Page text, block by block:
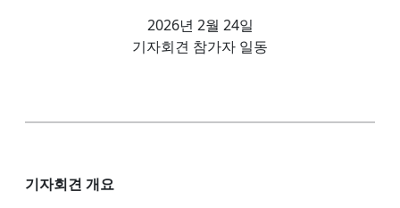
2026년 2월 24일
기자회견 참가자 일동
기자회견 개요